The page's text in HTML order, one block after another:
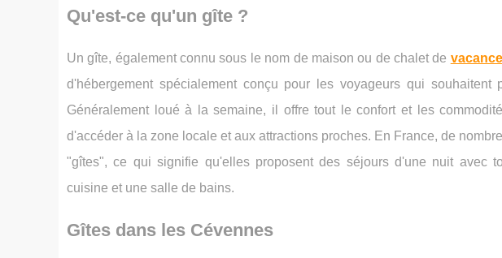
Qu'est-ce qu'un gîte ?
Un gîte, également connu sous le nom de maison ou de chalet de
d'hébergement spécialement conçu pour les voyageurs qui
Généralement loué à la semaine, il offre tout le confort et les
d'accéder à la zone locale et aux attractions proches. En France, de
"gîtes", ce qui signifie qu'elles proposent des séjours d'une nuit avec
cuisine et une salle de bains.
Gîtes dans les Cévennes